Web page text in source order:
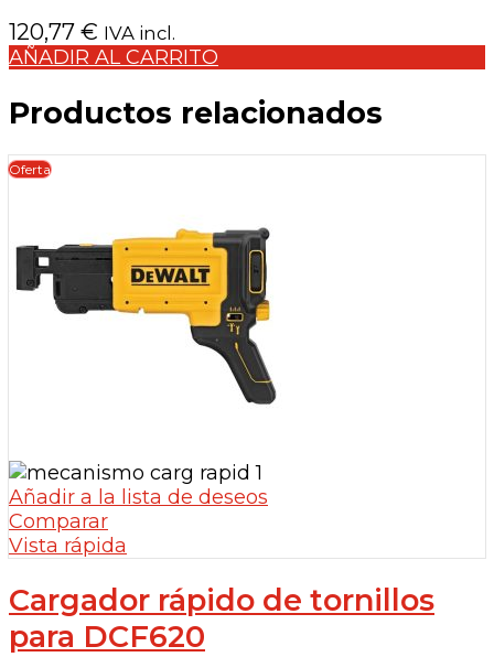
120,77 € IVA incl.
AÑADIR AL CARRITO
Productos relacionados
Oferta
Añadir a la lista de deseos
Comparar
Vista rápida
Cargador rápido de tornillos
para DCF620